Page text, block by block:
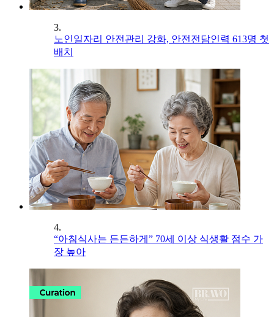
3.
노인일자리 안전관리 강화, 안전전담인력 613명 첫
배치
4.
“아침식사는 든든하게” 70세 이상 식생활 점수 가
장 높아